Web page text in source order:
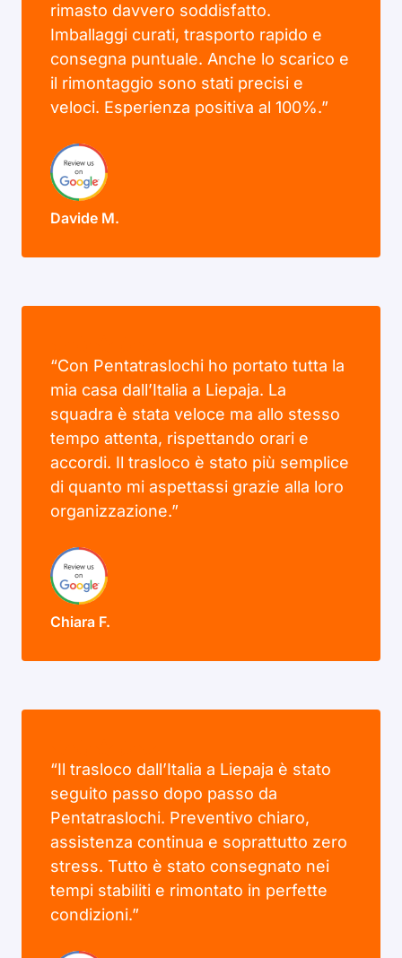
rimasto davvero soddisfatto.
Imballaggi curati, trasporto rapido e
consegna puntuale. Anche lo scarico e
il rimontaggio sono stati precisi e
veloci. Esperienza positiva al 100%.”
Davide M.
“Con Pentatraslochi ho portato tutta la
mia casa dall’Italia a Liepaja. La
squadra è stata veloce ma allo stesso
tempo attenta, rispettando orari e
accordi. Il trasloco è stato più semplice
di quanto mi aspettassi grazie alla loro
organizzazione.”
Chiara F.
“Il trasloco dall’Italia a Liepaja è stato
seguito passo dopo passo da
Pentatraslochi. Preventivo chiaro,
assistenza continua e soprattutto zero
stress. Tutto è stato consegnato nei
tempi stabiliti e rimontato in perfette
condizioni.”